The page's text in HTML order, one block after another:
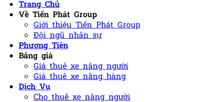
Trang Chủ
Về Tiến Phát Group
Giới thiệu Tiến Phát Group
Đội ngũ nhân sự
Phương Tiện
Bảng giá
Giá thuê xe nâng người
Giá thuê xe nâng hàng
Dịch Vụ
Cho thuê xe nâng người